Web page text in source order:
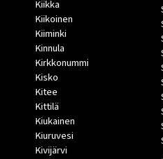
Kiikka
Kiikoinen
Kiiminki
Kinnula
Kirkkonummi
Kisko
Kitee
Kittilä
Kiukainen
Kiuruvesi
Kivijärvi